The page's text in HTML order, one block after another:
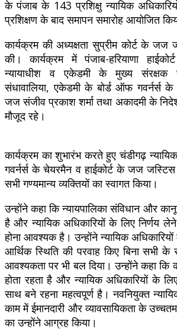
के पंजाब के 143 प्रशिक्षु न्यायिक
प्रशिक्षण के बाद समापन समारोह आयोजित
कार्यक्रम की अध्यक्षता सुप्रीम कोर्ट के
की। कार्यक्रम में पंजाब-हरियाणा
न्यायाधीश व एकेडमी के मुख्य संरक्षक
संधावालिया, एकेडमी के बोर्ड ऑफ गवर्नर्स
जज संजीव प्रकाश शर्मा तथा अकादमी के
मौजूद रहे।
कार्यक्रम का शुभारंभ करते हुए चंडीगढ़
गवर्नर्स के चेयरमैन व हाईकोर्ट के जज
सभी गण्यमान्य व्यक्तियों का स्वागत किया।
उन्होंने कहा कि न्यायपालिका संविधान और
है और न्यायिक अधिकारियों के लिए निर्णय
होना आवश्यक है। उन्होंने न्यायिक
आर्थिक स्थिति की परवाह किए बिना सभी के
आवश्यकता पर भी बल दिया। उन्होंने कहा कि
होता रहता है और न्यायिक अधिकारियों के
साथ बने रहना महत्वपूर्ण है। नवनियुक्त
काम में ईमानदारी और व्यावसायिकता के
का उन्होंने आग्रह किया।